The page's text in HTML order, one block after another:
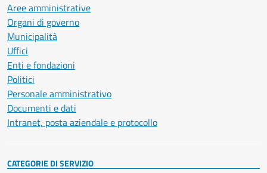
Aree amministrative
Organi di governo
Municipalità
Uffici
Enti e fondazioni
Politici
Personale amministrativo
Documenti e dati
Intranet, posta aziendale e protocollo
CATEGORIE DI SERVIZIO